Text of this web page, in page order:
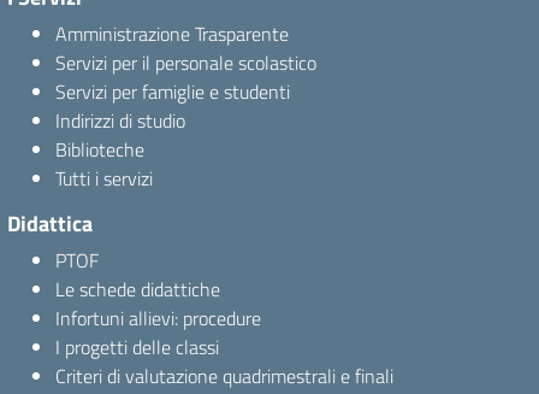
Amministrazione Trasparente
Servizi per il personale scolastico
Servizi per famiglie e studenti
Indirizzi di studio
Biblioteche
Tutti i servizi
Didattica
PTOF
Le schede didattiche
Infortuni allievi: procedure
I progetti delle classi
Criteri di valutazione quadrimestrali e finali